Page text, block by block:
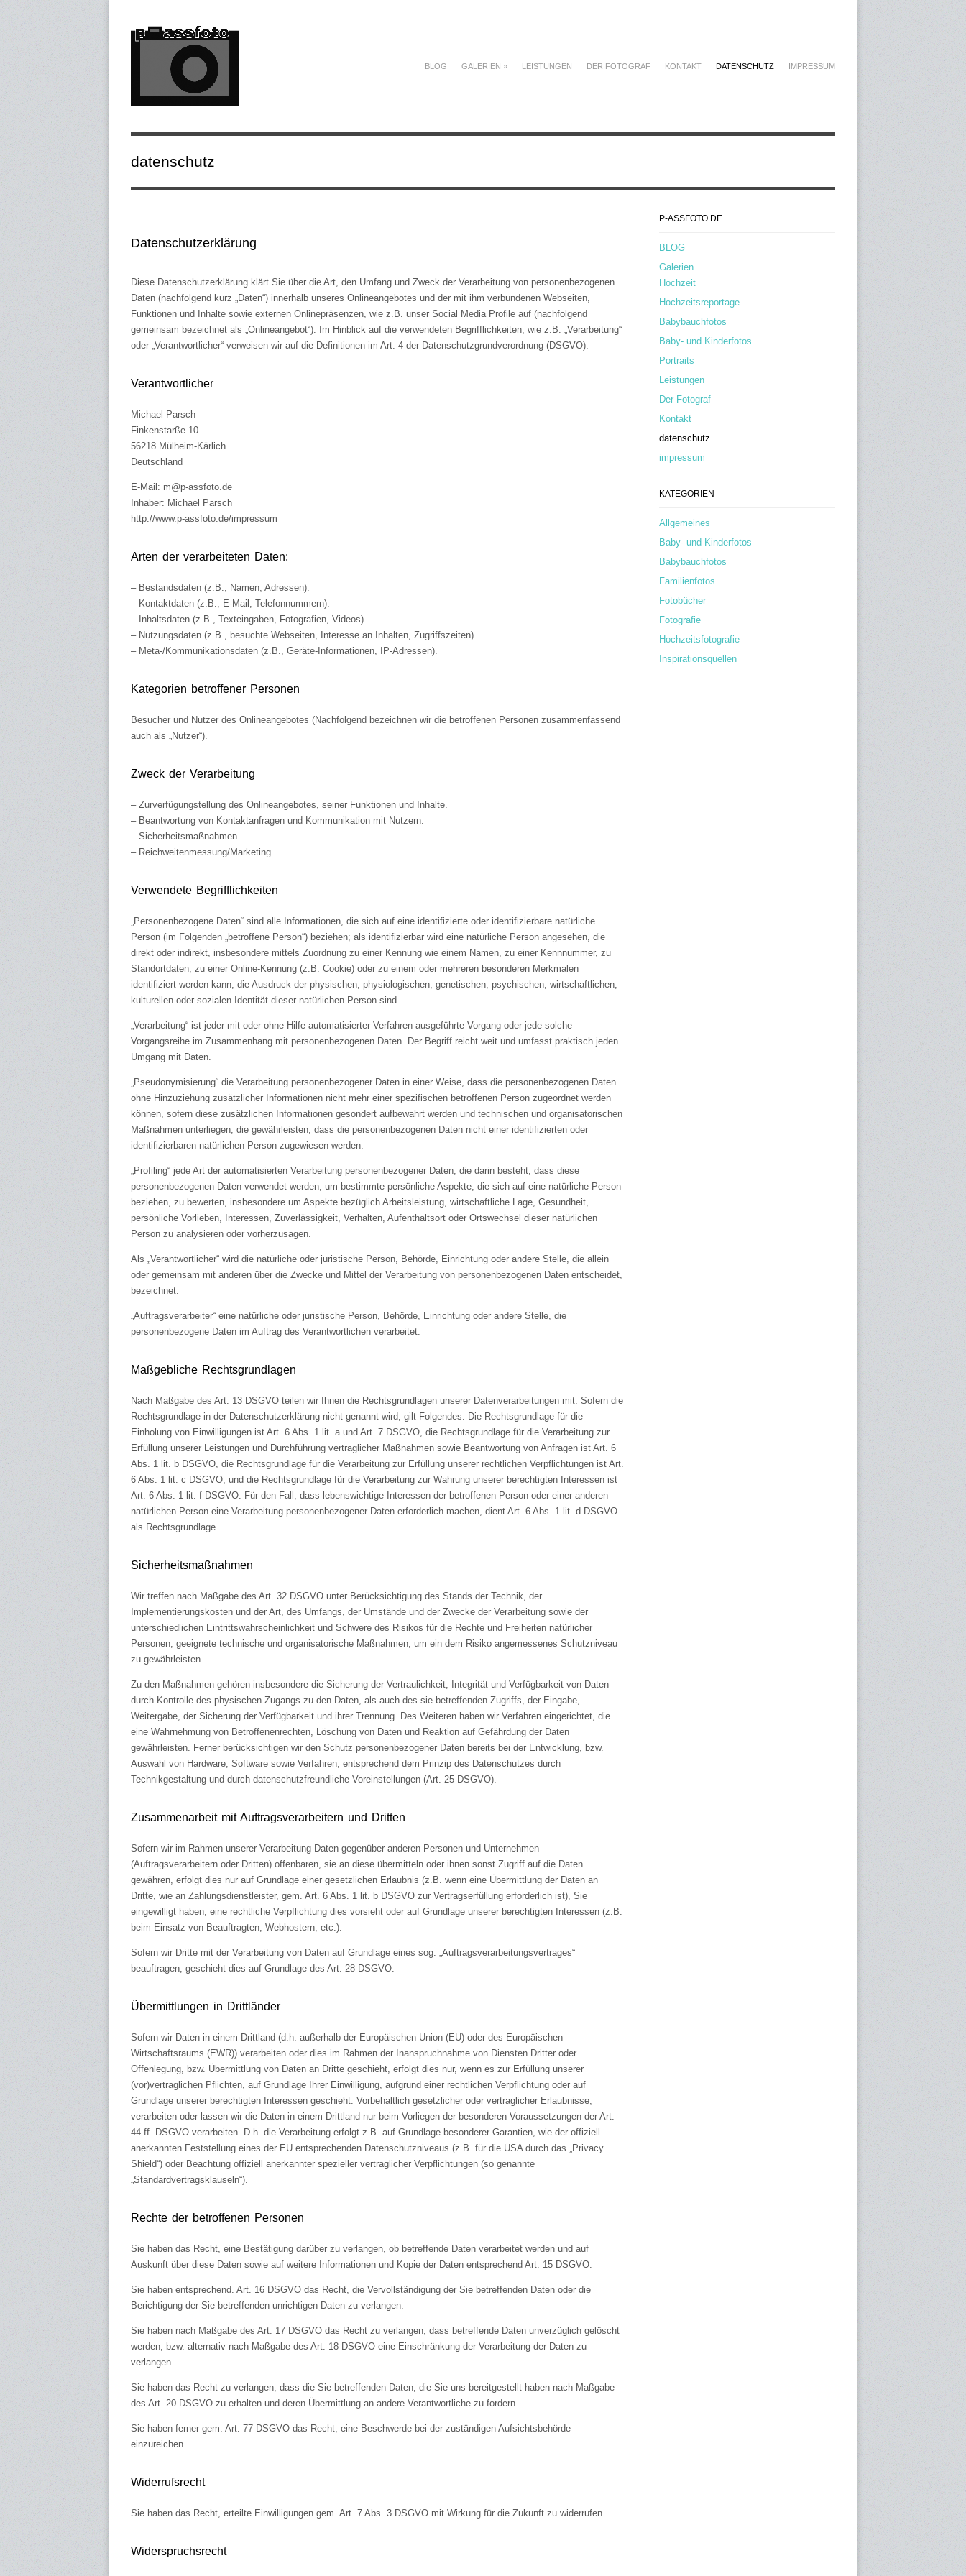
BLOG GALERIEN » LEISTUNGEN DER FOTOGRAF KONTAKT DATENSCHUTZ IMPRESSUM
datenschutz
Datenschutzerklärung
Diese Datenschutzerklärung klärt Sie über die Art, den Umfang und Zweck der Verarbeitung von personenbezogenen
Daten (nachfolgend kurz „Daten“) innerhalb unseres Onlineangebotes und der mit ihm verbundenen Webseiten,
Funktionen und Inhalte sowie externen Onlinepräsenzen, wie z.B. unser Social Media Profile auf (nachfolgend
gemeinsam bezeichnet als „Onlineangebot“). Im Hinblick auf die verwendeten Begrifflichkeiten, wie z.B. „Verarbeitung“
oder „Verantwortlicher“ verweisen wir auf die Definitionen im Art. 4 der Datenschutzgrundverordnung (DSGVO).
Verantwortlicher
Michael Parsch
Finkenstarße 10
56218 Mülheim-Kärlich
Deutschland
E-Mail: m@p-assfoto.de
Inhaber: Michael Parsch
http://www.p-assfoto.de/impressum
Arten der verarbeiteten Daten:
– Bestandsdaten (z.B., Namen, Adressen).
– Kontaktdaten (z.B., E-Mail, Telefonnummern).
– Inhaltsdaten (z.B., Texteingaben, Fotografien, Videos).
– Nutzungsdaten (z.B., besuchte Webseiten, Interesse an Inhalten, Zugriffszeiten).
– Meta-/Kommunikationsdaten (z.B., Geräte-Informationen, IP-Adressen).
Kategorien betroffener Personen
Besucher und Nutzer des Onlineangebotes (Nachfolgend bezeichnen wir die betroffenen Personen zusammenfassend
auch als „Nutzer“).
Zweck der Verarbeitung
– Zurverfügungstellung des Onlineangebotes, seiner Funktionen und Inhalte.
– Beantwortung von Kontaktanfragen und Kommunikation mit Nutzern.
– Sicherheitsmaßnahmen.
– Reichweitenmessung/Marketing
Verwendete Begrifflichkeiten
„Personenbezogene Daten“ sind alle Informationen, die sich auf eine identifizierte oder identifizierbare natürliche
Person (im Folgenden „betroffene Person“) beziehen; als identifizierbar wird eine natürliche Person angesehen, die
direkt oder indirekt, insbesondere mittels Zuordnung zu einer Kennung wie einem Namen, zu einer Kennnummer, zu
Standortdaten, zu einer Online-Kennung (z.B. Cookie) oder zu einem oder mehreren besonderen Merkmalen
identifiziert werden kann, die Ausdruck der physischen, physiologischen, genetischen, psychischen, wirtschaftlichen,
kulturellen oder sozialen Identität dieser natürlichen Person sind.
„Verarbeitung“ ist jeder mit oder ohne Hilfe automatisierter Verfahren ausgeführte Vorgang oder jede solche
Vorgangsreihe im Zusammenhang mit personenbezogenen Daten. Der Begriff reicht weit und umfasst praktisch jeden
Umgang mit Daten.
„Pseudonymisierung“ die Verarbeitung personenbezogener Daten in einer Weise, dass die personenbezogenen Daten
ohne Hinzuziehung zusätzlicher Informationen nicht mehr einer spezifischen betroffenen Person zugeordnet werden
können, sofern diese zusätzlichen Informationen gesondert aufbewahrt werden und technischen und organisatorischen
Maßnahmen unterliegen, die gewährleisten, dass die personenbezogenen Daten nicht einer identifizierten oder
identifizierbaren natürlichen Person zugewiesen werden.
„Profiling“ jede Art der automatisierten Verarbeitung personenbezogener Daten, die darin besteht, dass diese
personenbezogenen Daten verwendet werden, um bestimmte persönliche Aspekte, die sich auf eine natürliche Person
beziehen, zu bewerten, insbesondere um Aspekte bezüglich Arbeitsleistung, wirtschaftliche Lage, Gesundheit,
persönliche Vorlieben, Interessen, Zuverlässigkeit, Verhalten, Aufenthaltsort oder Ortswechsel dieser natürlichen
Person zu analysieren oder vorherzusagen.
Als „Verantwortlicher“ wird die natürliche oder juristische Person, Behörde, Einrichtung oder andere Stelle, die allein
oder gemeinsam mit anderen über die Zwecke und Mittel der Verarbeitung von personenbezogenen Daten entscheidet,
bezeichnet.
„Auftragsverarbeiter“ eine natürliche oder juristische Person, Behörde, Einrichtung oder andere Stelle, die
personenbezogene Daten im Auftrag des Verantwortlichen verarbeitet.
Maßgebliche Rechtsgrundlagen
Nach Maßgabe des Art. 13 DSGVO teilen wir Ihnen die Rechtsgrundlagen unserer Datenverarbeitungen mit. Sofern die
Rechtsgrundlage in der Datenschutzerklärung nicht genannt wird, gilt Folgendes: Die Rechtsgrundlage für die
Einholung von Einwilligungen ist Art. 6 Abs. 1 lit. a und Art. 7 DSGVO, die Rechtsgrundlage für die Verarbeitung zur
Erfüllung unserer Leistungen und Durchführung vertraglicher Maßnahmen sowie Beantwortung von Anfragen ist Art. 6
Abs. 1 lit. b DSGVO, die Rechtsgrundlage für die Verarbeitung zur Erfüllung unserer rechtlichen Verpflichtungen ist Art.
6 Abs. 1 lit. c DSGVO, und die Rechtsgrundlage für die Verarbeitung zur Wahrung unserer berechtigten Interessen ist
Art. 6 Abs. 1 lit. f DSGVO. Für den Fall, dass lebenswichtige Interessen der betroffenen Person oder einer anderen
natürlichen Person eine Verarbeitung personenbezogener Daten erforderlich machen, dient Art. 6 Abs. 1 lit. d DSGVO
als Rechtsgrundlage.
Sicherheitsmaßnahmen
Wir treffen nach Maßgabe des Art. 32 DSGVO unter Berücksichtigung des Stands der Technik, der
Implementierungskosten und der Art, des Umfangs, der Umstände und der Zwecke der Verarbeitung sowie der
unterschiedlichen Eintrittswahrscheinlichkeit und Schwere des Risikos für die Rechte und Freiheiten natürlicher
Personen, geeignete technische und organisatorische Maßnahmen, um ein dem Risiko angemessenes Schutzniveau
zu gewährleisten.
Zu den Maßnahmen gehören insbesondere die Sicherung der Vertraulichkeit, Integrität und Verfügbarkeit von Daten
durch Kontrolle des physischen Zugangs zu den Daten, als auch des sie betreffenden Zugriffs, der Eingabe,
Weitergabe, der Sicherung der Verfügbarkeit und ihrer Trennung. Des Weiteren haben wir Verfahren eingerichtet, die
eine Wahrnehmung von Betroffenenrechten, Löschung von Daten und Reaktion auf Gefährdung der Daten
gewährleisten. Ferner berücksichtigen wir den Schutz personenbezogener Daten bereits bei der Entwicklung, bzw.
Auswahl von Hardware, Software sowie Verfahren, entsprechend dem Prinzip des Datenschutzes durch
Technikgestaltung und durch datenschutzfreundliche Voreinstellungen (Art. 25 DSGVO).
Zusammenarbeit mit Auftragsverarbeitern und Dritten
Sofern wir im Rahmen unserer Verarbeitung Daten gegenüber anderen Personen und Unternehmen
(Auftragsverarbeitern oder Dritten) offenbaren, sie an diese übermitteln oder ihnen sonst Zugriff auf die Daten
gewähren, erfolgt dies nur auf Grundlage einer gesetzlichen Erlaubnis (z.B. wenn eine Übermittlung der Daten an
Dritte, wie an Zahlungsdienstleister, gem. Art. 6 Abs. 1 lit. b DSGVO zur Vertragserfüllung erforderlich ist), Sie
eingewilligt haben, eine rechtliche Verpflichtung dies vorsieht oder auf Grundlage unserer berechtigten Interessen (z.B.
beim Einsatz von Beauftragten, Webhostern, etc.).
Sofern wir Dritte mit der Verarbeitung von Daten auf Grundlage eines sog. „Auftragsverarbeitungsvertrages“
beauftragen, geschieht dies auf Grundlage des Art. 28 DSGVO.
Übermittlungen in Drittländer
Sofern wir Daten in einem Drittland (d.h. außerhalb der Europäischen Union (EU) oder des Europäischen
Wirtschaftsraums (EWR)) verarbeiten oder dies im Rahmen der Inanspruchnahme von Diensten Dritter oder
Offenlegung, bzw. Übermittlung von Daten an Dritte geschieht, erfolgt dies nur, wenn es zur Erfüllung unserer
(vor)vertraglichen Pflichten, auf Grundlage Ihrer Einwilligung, aufgrund einer rechtlichen Verpflichtung oder auf
Grundlage unserer berechtigten Interessen geschieht. Vorbehaltlich gesetzlicher oder vertraglicher Erlaubnisse,
verarbeiten oder lassen wir die Daten in einem Drittland nur beim Vorliegen der besonderen Voraussetzungen der Art.
44 ff. DSGVO verarbeiten. D.h. die Verarbeitung erfolgt z.B. auf Grundlage besonderer Garantien, wie der offiziell
anerkannten Feststellung eines der EU entsprechenden Datenschutzniveaus (z.B. für die USA durch das „Privacy
Shield“) oder Beachtung offiziell anerkannter spezieller vertraglicher Verpflichtungen (so genannte
„Standardvertragsklauseln“).
Rechte der betroffenen Personen
Sie haben das Recht, eine Bestätigung darüber zu verlangen, ob betreffende Daten verarbeitet werden und auf
Auskunft über diese Daten sowie auf weitere Informationen und Kopie der Daten entsprechend Art. 15 DSGVO.
Sie haben entsprechend. Art. 16 DSGVO das Recht, die Vervollständigung der Sie betreffenden Daten oder die
Berichtigung der Sie betreffenden unrichtigen Daten zu verlangen.
Sie haben nach Maßgabe des Art. 17 DSGVO das Recht zu verlangen, dass betreffende Daten unverzüglich gelöscht
werden, bzw. alternativ nach Maßgabe des Art. 18 DSGVO eine Einschränkung der Verarbeitung der Daten zu
verlangen.
Sie haben das Recht zu verlangen, dass die Sie betreffenden Daten, die Sie uns bereitgestellt haben nach Maßgabe
des Art. 20 DSGVO zu erhalten und deren Übermittlung an andere Verantwortliche zu fordern.
Sie haben ferner gem. Art. 77 DSGVO das Recht, eine Beschwerde bei der zuständigen Aufsichtsbehörde
einzureichen.
Widerrufsrecht
Sie haben das Recht, erteilte Einwilligungen gem. Art. 7 Abs. 3 DSGVO mit Wirkung für die Zukunft zu widerrufen
Widerspruchsrecht
P-ASSFOTO.DE
BLOG
Galerien
Hochzeit
Hochzeitsreportage
Babybauchfotos
Baby- und Kinderfotos
Portraits
Leistungen
Der Fotograf
Kontakt
datenschutz
impressum
KATEGORIEN
Allgemeines
Baby- und Kinderfotos
Babybauchfotos
Familienfotos
Fotobücher
Fotografie
Hochzeitsfotografie
Inspirationsquellen